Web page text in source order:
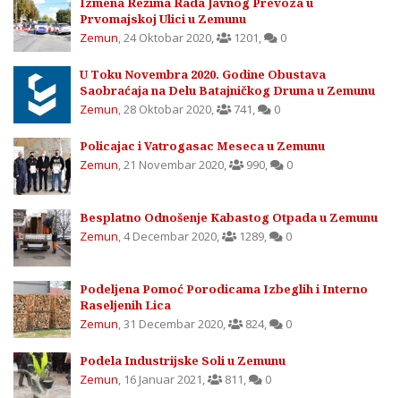
Prvomajskoj Ulici u Zemunu
Zemun,24 Oktobar 2020, 1201, 0
U Toku Novembra 2020. Godine Obustava
Saobraćaja na Delu Batajničkog Druma u Zemunu
Zemun,28 Oktobar 2020, 741, 0
Policajac i Vatrogasac Meseca u Zemunu
Zemun,21 Novembar 2020, 990, 0
Besplatno Odnošenje Kabastog Otpada u Zemunu
Zemun,4 Decembar 2020, 1289, 0
Podeljena Pomoć Porodicama Izbeglih i Interno
Raseljenih Lica
Zemun,31 Decembar 2020, 824, 0
Podela Industrijske Soli u Zemunu
Zemun, 16 Januar 2021, 811, 0